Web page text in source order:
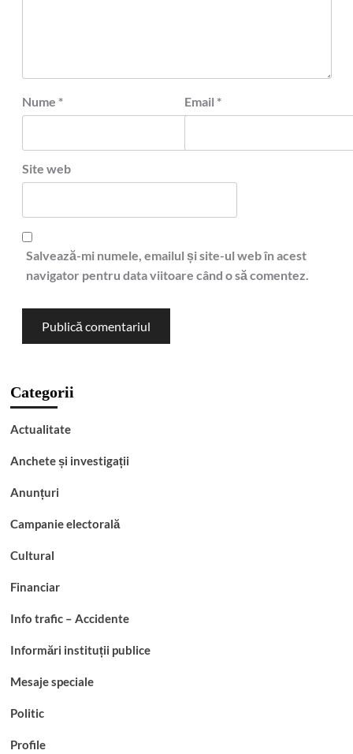
Nume * Email *
Site web
Salvează-mi numele, emailul și site-ul web în acest
navigator pentru data viitoare când o să comentez.
Categorii
Actualitate
Anchete și investigații
Anunțuri
Campanie electorală
Cultural
Financiar
Info trafic – Accidente
Informări instituții publice
Mesaje speciale
Politic
Profile